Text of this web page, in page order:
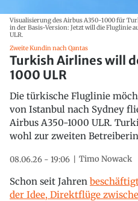
Visualisierung des Airbus A350-1000 für
in der Basis-Version: Jetzt will die Fluglinie
ULR.
Zweite Kundin nach Qantas
Turkish Airlines will
1000 ULR
Die türkische Fluglinie
von Istanbul nach Sydney
Airbus A350-1000 ULR.
wohl zur zweiten
08.06.26 - 19:06 Timo Nowack
Schon seit Jahren
der Idee, Direktflüge